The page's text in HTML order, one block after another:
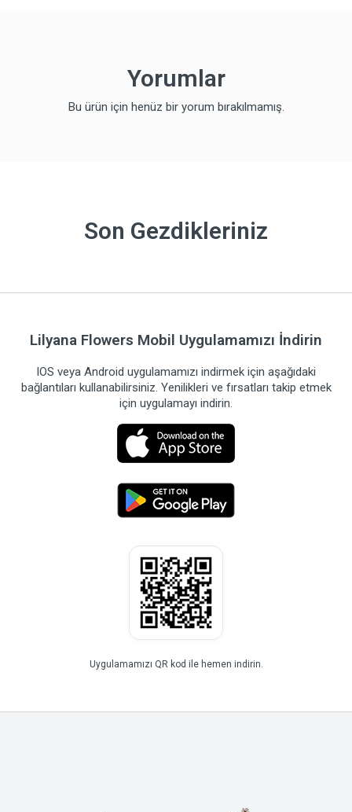
Yorumlar
Bu ürün için henüz bir yorum bırakılmamış.
Son Gezdikleriniz
Lilyana Flowers Mobil Uygulamamızı İndirin
IOS veya Android uygulamamızı indirmek için aşağıdaki
bağlantıları kullanabilirsiniz. Yenilikleri ve fırsatları takip etmek
için uygulamayı indirin.
Uygulamamızı QR kod ile hemen indirin.